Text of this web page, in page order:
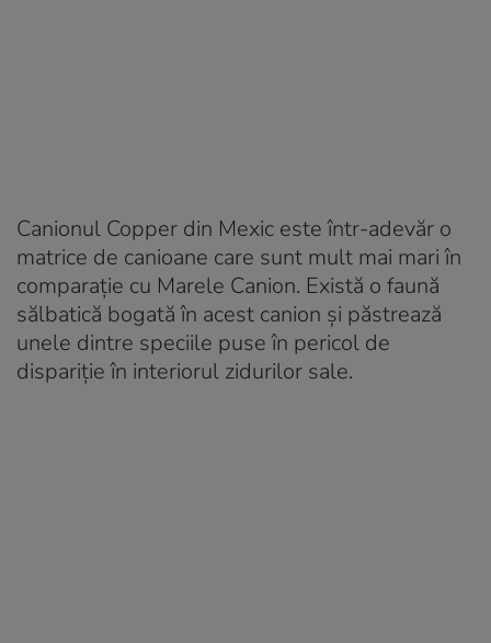
Canionul Copper din Mexic este într-adevăr o
matrice de canioane care sunt mult mai mari în
comparație cu Marele Canion. Există o faună
sălbatică bogată în acest canion și păstrează
unele dintre speciile puse în pericol de
dispariție în interiorul zidurilor sale.